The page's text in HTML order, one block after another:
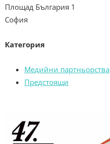
Площад България 1
София
Категория
Медийни партньорства
Предстоящи